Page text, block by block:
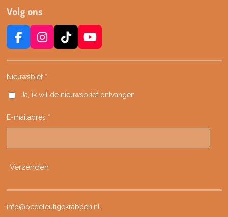
Volg ons
F
c
e
o
k
I
s
t
g
a
m
T
k
k
Y
u
b
Nieuwsbief *
Ja, ik wil de nieuwsbrief ontvangen
E-mailadres *
Verzenden
info@bcdeleutigekrabben.nl